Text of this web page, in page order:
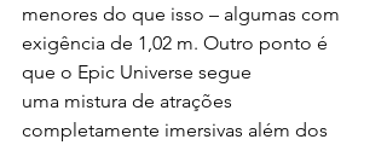
menores do que isso – algumas com
exigência de 1,02 m. Outro ponto é
que o Epic Universe segue
uma mistura de atrações
completamente imersivas além dos